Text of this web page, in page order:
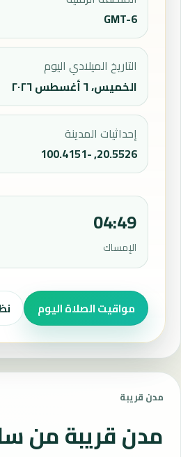
GMT-6
التاريخ الميلادي اليوم
الخميس، ٦ أغسطس ٢٠٢٦
إحداثيات المدينة
20.5526, -100.4151
04:49
الإمساك
مواقيت الصلاة اليوم
مدن قريبة
مدن قريبة من